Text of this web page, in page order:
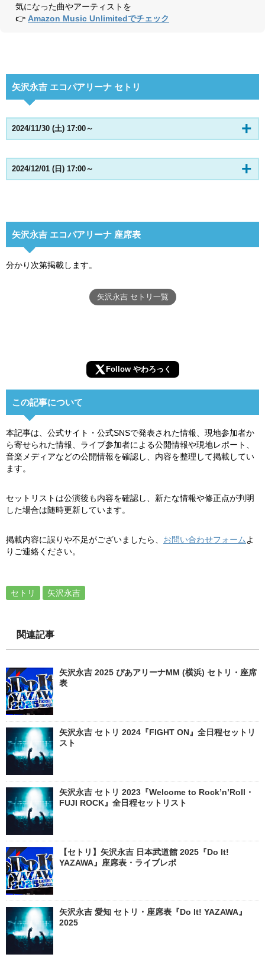
気になった曲やアーティストを
👉 Amazon Music Unlimitedでチェック
矢沢永吉 エコパアリーナ セトリ
2024/11/30 (土) 17:00～
2024/12/01 (日) 17:00～
矢沢永吉 エコパアリーナ 座席表
分かり次第掲載します。
矢沢永吉 セトリ一覧
Follow やわろっく
この記事について
本記事は、公式サイト・公式SNSで発表された情報、現地参加者か
ら寄せられた情報、ライブ参加者による公開情報や現地レポート、
音楽メディアなどの公開情報を確認し、内容を整理して掲載してい
ます。
セットリストは公演後も内容を確認し、新たな情報や修正点が判明
した場合は随時更新しています。
掲載内容に誤りや不足がございましたら、 お問い合わせフォーム よ
りご連絡ください。
セトリ 矢沢永吉
関連記事
矢沢永吉 2025 ぴあアリーナMM (横浜) セトリ・座席
表
矢沢永吉 セトリ 2024『FIGHT ON』全日程セットリ
スト
矢沢永吉 セトリ 2023『Welcome to Rock’n’Roll・
FUJI ROCK』全日程セットリスト
【セトリ】矢沢永吉 日本武道館 2025『Do It!
YAZAWA』座席表・ライブレポ
矢沢永吉 愛知 セトリ・座席表『Do It! YAZAWA』
2025